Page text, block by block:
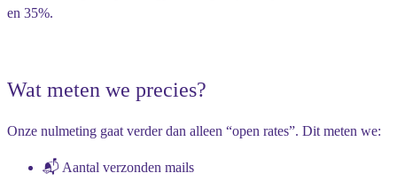
en 35%.
Wat meten we precies?
Onze nulmeting gaat verder dan alleen “open rates”. Dit meten we:
📬 Aantal verzonden mails